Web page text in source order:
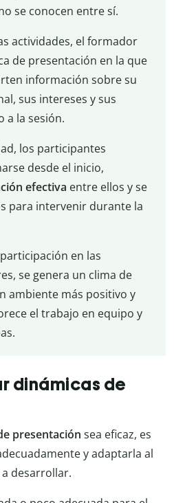
se conocen entre sí.
actividades, el formador
de presentación en la que
información sobre su
sus intereses y sus
a la sesión.
los participantes
desde el inicio,
efectiva entre ellos y se
para intervenir durante la
en las
se genera un clima de
ambiente más positivo y
el trabajo en equipo y
dinámicas de
presentación sea eficaz, es
y adaptarla al
desarrollar.